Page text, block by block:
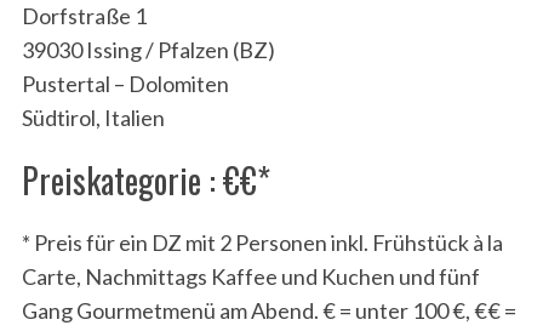
Dorfstraße 1
39030 Issing / Pfalzen (BZ)
Pustertal – Dolomiten
Südtirol, Italien
Preiskategorie : €€*
* Preis für ein DZ mit 2 Personen inkl. Frühstück à la
Carte, Nachmittags Kaffee und Kuchen und fünf
Gang Gourmetmenü am Abend. € = unter 100 €, €€ =